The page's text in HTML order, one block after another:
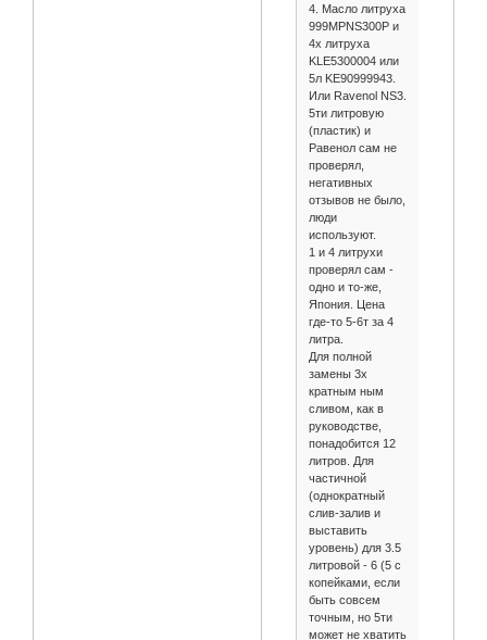
4. Масло литруха
999MPNS300P и
4х литруха
KLE5300004 или
5л KE90999943.
Или Ravenol NS3.
5ти литровую
(пластик) и
Равенол сам не
проверял,
негативных
отзывов не было,
люди
используют.
1 и 4 литрухи
проверял сам -
одно и то-же,
Япония. Цена
где-то 5-6т за 4
литра.
Для полной
замены 3х
кратным ным
сливом, как в
руководстве,
понадобится 12
литров. Для
частичной
(однократный
слив-залив и
выставить
уровень) для 3.5
литровой - 6 (5 с
копейками, если
быть совсем
точным, но 5ти
может не хватить